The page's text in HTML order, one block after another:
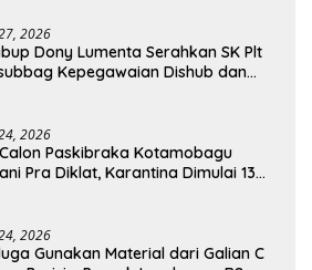
2026
Dony Lumenta Serahkan SK Plt
Kepegawaian Dishub dan
2026
Paskibraka Kotamobagu
Pra Diklat, Karantina Dimulai 13
2026
Gunakan Material dari Galian C